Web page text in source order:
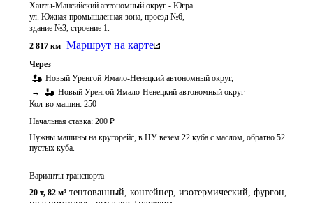
Ханты-Мансийский автономный округ - Югра
ул. Южная промышленная зона, проезд №6,
здание №3, строение 1.
2 817 км Маршрут на карте
Через
Новый Уренгой Ямало-Ненецкий автономный округ,
→
Новый Уренгой Ямало-Ненецкий автономный округ
Кол-во машин: 250
Начальная ставка: 200 ₽
Нужны машины на кругорейс, в НУ везем 22 куба с маслом, обратно 52
пустых куба.
Варианты транспорта
20 т, 82 м³ тентованный, контейнер, изотермический, фургон,